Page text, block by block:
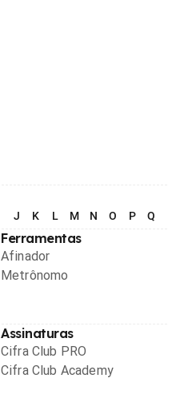
J K L M N O P Q
Ferramentas
Afinador
Metrônomo
Assinaturas
Cifra Club PRO
Cifra Club Academy